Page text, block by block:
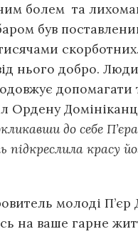
болем та
був
нього добро.
Ордену
до себе
підкреслила
молоді П’єр
на ваше гарне